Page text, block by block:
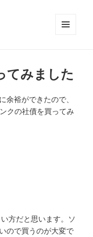
てみました
余裕ができたので、
クの社債を買ってみ
方だと思います。ソ
ので買うのが大変で